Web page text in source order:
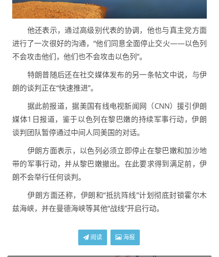
他还表示，通过高级别代表的协调，他也与真主党方面
进行了一次很好的沟通，“他们同意全面停止交火——以色列
不会攻击他们，他们也不会攻击以色列”。
特朗普随后还在社交媒体发布的另一条帖文中说，与伊
朗的谈判正在“快速推进”。
据此前报道，据美国有线电视新闻网（CNN）援引伊朗
媒体1日报道，鉴于以色列在黎巴嫩的持续军事行动，伊朗
谈判团队暂停通过中间人同美国的对话。
伊朗方面表示，以色列必须立即停止在黎巴嫩和加沙地
带的军事行动，并从黎巴嫩撤出。在此要求得到满足前，伊
朗不会举行任何谈判。
伊朗方面还称，伊朗和“抵抗阵线”计划彻底封锁霍尔木
兹海峡，并在曼德海峡等其他“战线”开启行动。
阅读 海报